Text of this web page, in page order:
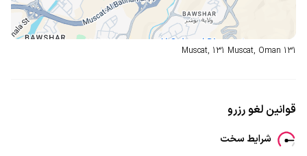
Muscat, 131 Muscat, Oman 131
قوانین لغو رزرو
شرایط سخت